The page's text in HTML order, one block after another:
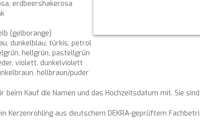
erdbeershakerosa
(gelborange)
dunkelblau, türkis, petrol
hellgrün, pastellgrün
violett, dunkelviolett
hellbraun/puder
beim Kauf die Namen und das Hochzeitsdatum mit. Sie
Kerzenrohling aus deutschem DEKRA-geprüftem